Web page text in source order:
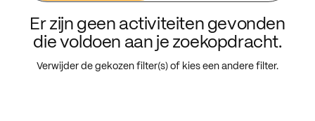
Er zijn geen activiteiten gevonden
die voldoen aan je zoekopdracht.
Verwijder de gekozen filter(s) of kies een andere filter.